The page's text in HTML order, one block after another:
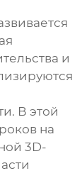
и
В этой
на
3D-